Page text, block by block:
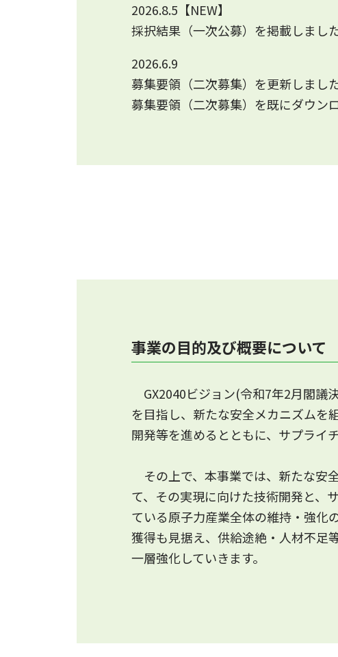
2026.8.5【NEW】
採択結果（一次公募）を掲載しました
2026.6.9
募集要領（二次募集）を更新しました
募集要領（二次募集）を既にダウン
本事業のFAQを掲載しました。公募
次世代革新炉の開発・建設に向け
事業の目的及び概要について
GX2040ビジョン(令和7年2月閣議
を目指し、新たな安全メカニズムを
開発等を進めるとともに、サプライ
その上で、本事業では、新たな安
て、その実現に向けた技術開発と、
ている原子力産業全体の維持・強化
獲得も見据え、供給途絶・人材不足
一層強化していきます。